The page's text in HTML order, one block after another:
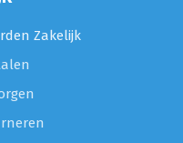
Zakelijk